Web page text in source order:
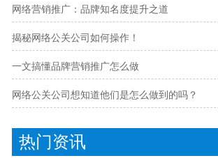
网络营销推广：品牌知名度提升之道
揭秘网络公关公司如何操作！
一文搞懂品牌营销推广怎么做
网络公关公司想知道他们是怎么做到的吗？
热门资讯